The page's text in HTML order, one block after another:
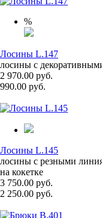
%
Лосины L.147
лосины с
2 970.00 руб.
990.00 руб.
Лосины L.145
лосины с резными
на кокетке
3 750.00 руб.
2 250.00 руб.